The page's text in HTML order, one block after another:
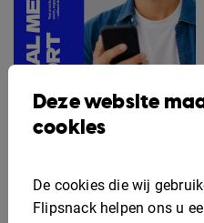
rapport over sociale
media
Deze website
cookies
De cookies die wij
Flipsnack helpen ons u